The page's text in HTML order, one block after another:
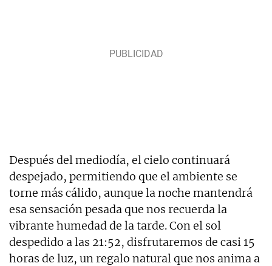
Después del mediodía, el cielo continuará
despejado, permitiendo que el ambiente se
torne más cálido, aunque la noche mantendrá
esa sensación pesada que nos recuerda la
vibrante humedad de la tarde. Con el sol
despedido a las 21:52, disfrutaremos de casi 15
horas de luz, un regalo natural que nos anima a